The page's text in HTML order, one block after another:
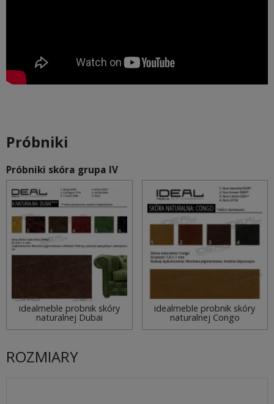
Próbniki
Próbniki skóra grupa IV
idealmeble probnik skóry
naturalnej Dubai
idealmeble probnik skóry
naturalnej Congo
ROZMIARY